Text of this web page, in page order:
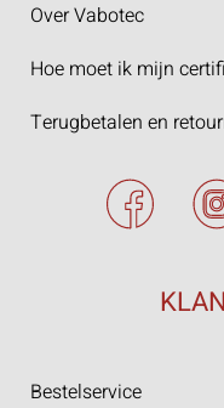
Over Vabotec
Hoe moet ik mijn
Terugbetalen en
Bestelservice